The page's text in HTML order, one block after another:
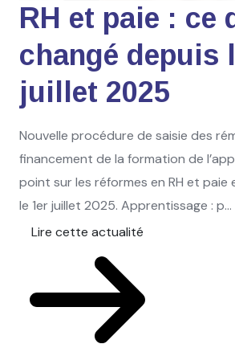
RH et paie : ce
changé depuis
juillet 2025
Nouvelle procédure de saisie des
financement de la formation de
point sur les réformes en RH et paie
le 1er juillet 2025. Apprentissage : p...
Lire cette actualité